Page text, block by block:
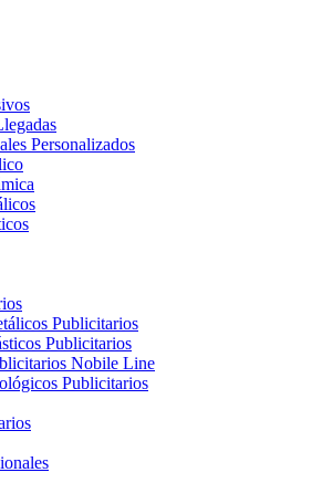
Personalizados
Publicitarios
Publicitarios
Nobile Line
Publicitarios